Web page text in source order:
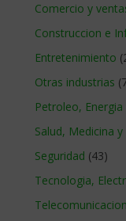
Comercio y
Construccion e
Entretenimiento
Otras industrias
Petroleo,
Salud, Medicina
Seguridad (43)
Tecnologia,